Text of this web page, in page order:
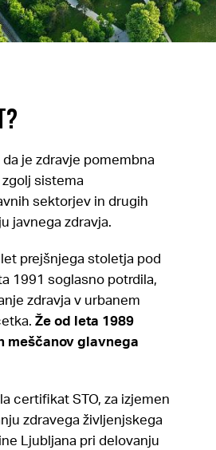
je zdravje pomembna
sistema
sektorjev in drugih
javnega zdravja.
prejšnjega stoletja pod
1991 soglasno potrdila,
zdravja v urbanem
Že od leta 1989
meščanov glavnega
certifikat STO, za izjemen
zdravega življenjskega
Ljubljana pri delovanju